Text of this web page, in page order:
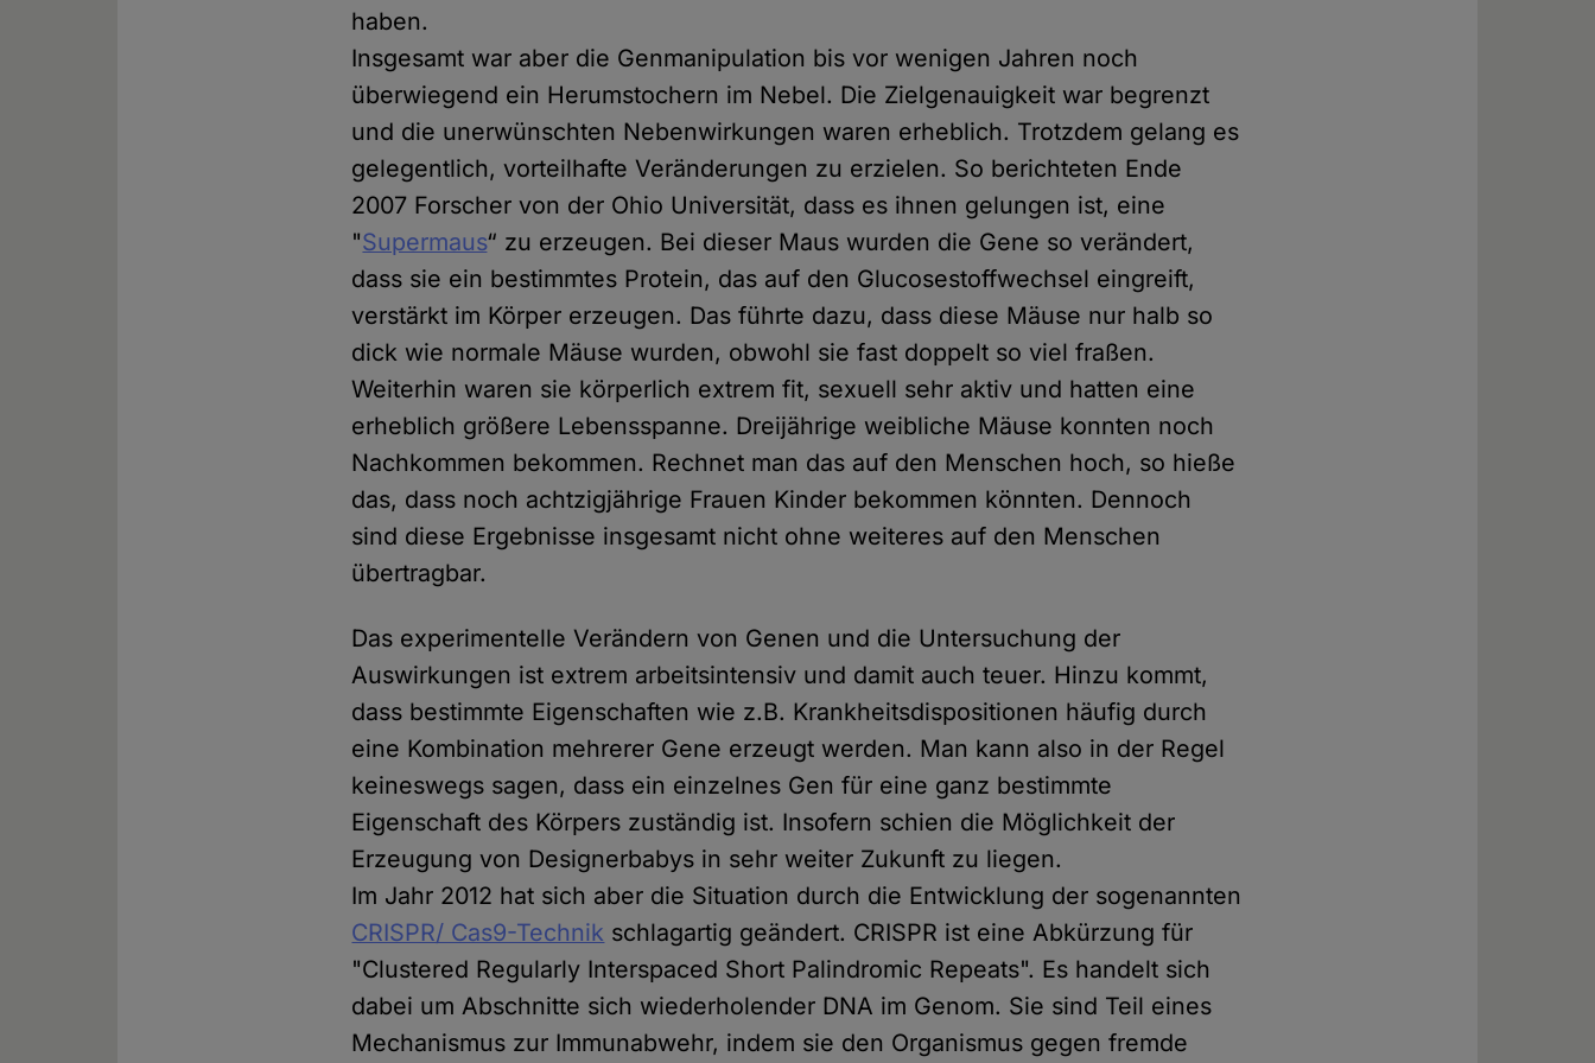
haben.
Insgesamt war aber die Genmanipulation bis vor wenigen Jahren noch
überwiegend ein Herumstochern im Nebel. Die Zielgenauigkeit war begrenzt
und die unerwünschten Nebenwirkungen waren erheblich. Trotzdem gelang es
gelegentlich, vorteilhafte Veränderungen zu erzielen. So berichteten Ende
2007 Forscher von der Ohio Universität, dass es ihnen gelungen ist, eine
"Supermaus“ zu erzeugen. Bei dieser Maus wurden die Gene so verändert,
dass sie ein bestimmtes Protein, das auf den Glucosestoffwechsel eingreift,
verstärkt im Körper erzeugen. Das führte dazu, dass diese Mäuse nur halb so
dick wie normale Mäuse wurden, obwohl sie fast doppelt so viel fraßen.
Weiterhin waren sie körperlich extrem fit, sexuell sehr aktiv und hatten eine
erheblich größere Lebensspanne. Dreijährige weibliche Mäuse konnten noch
Nachkommen bekommen. Rechnet man das auf den Menschen hoch, so hieße
das, dass noch achtzigjährige Frauen Kinder bekommen könnten. Dennoch
sind diese Ergebnisse insgesamt nicht ohne weiteres auf den Menschen
übertragbar.
Das experimentelle Verändern von Genen und die Untersuchung der
Auswirkungen ist extrem arbeitsintensiv und damit auch teuer. Hinzu kommt,
dass bestimmte Eigenschaften wie z.B. Krankheitsdispositionen häufig durch
eine Kombination mehrerer Gene erzeugt werden. Man kann also in der Regel
keineswegs sagen, dass ein einzelnes Gen für eine ganz bestimmte
Eigenschaft des Körpers zuständig ist. Insofern schien die Möglichkeit der
Erzeugung von Designerbabys in sehr weiter Zukunft zu liegen.
Im Jahr 2012 hat sich aber die Situation durch die Entwicklung der sogenannten
CRISPR/ Cas9-Technik schlagartig geändert. CRISPR ist eine Abkürzung für
"Clustered Regularly Interspaced Short Palindromic Repeats". Es handelt sich
dabei um Abschnitte sich wiederholender DNA im Genom. Sie sind Teil eines
Mechanismus zur Immunabwehr, indem sie den Organismus gegen fremde